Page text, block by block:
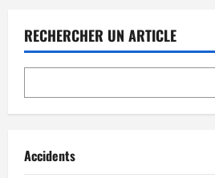
RECHERCHER UN ARTICLE
Accidents